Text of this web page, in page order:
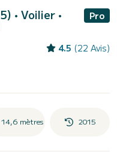
• Voilier •
Pro
4.5 (22 Avis)
14,6 mètres 2015